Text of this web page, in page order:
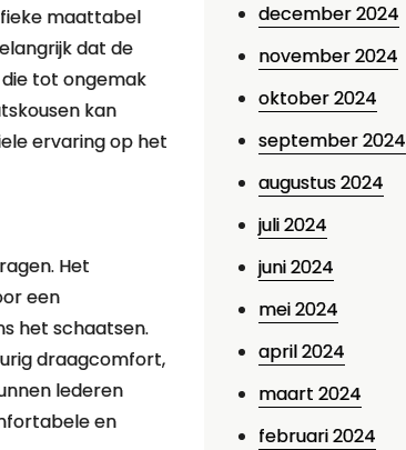
maattabel
dat de
tot ongemak
kan
ervaring op het
Het
een
het schaatsen.
draagcomfort,
lederen
en
december 2024
november 2024
oktober 2024
september 2024
augustus 2024
juli 2024
juni 2024
mei 2024
april 2024
maart 2024
februari 2024